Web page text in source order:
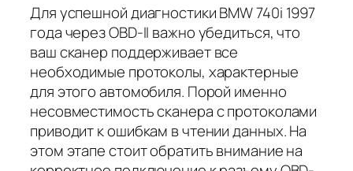
Для успешной диагностики BMW 740i 1997
года через OBD-II важно убедиться, что
ваш сканер поддерживает все
необходимые протоколы, характерные
для этого автомобиля. Порой именно
несовместимость сканера с протоколами
приводит к ошибкам в чтении данных. На
этом этапе стоит обратить внимание на